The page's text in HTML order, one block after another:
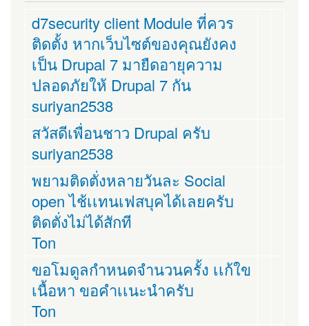
d7security client Module ที่ควร
ติดตั้ง หากเว็บไซต์ของคุณยังคง
เป็น Drupal 7 มายืดอายุความ
ปลอดภัยให้ Drupal 7 กัน
suriyan2538
สวัสดีเพื่อนชาว Drupal ครับ
suriyan2538
พยามติดตั่งหลายวันละ Social
open ไช้เเทนเฟสบุคได้เลยครับ
ติดตั่งไม่ได้สักที
Ton
ขอโมดูลกำหนดจำนวนครั้ง เเก้ใข
เนื้อหา ขอคำเเนะนำครับ
Ton